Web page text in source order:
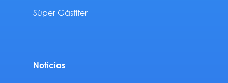
Súper Gásfiter
Noticias